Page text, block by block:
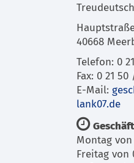
40668
Telefon: 0
Fax: 0 21 50
E-Mail:
lank07.de
Montag von
Freitag von